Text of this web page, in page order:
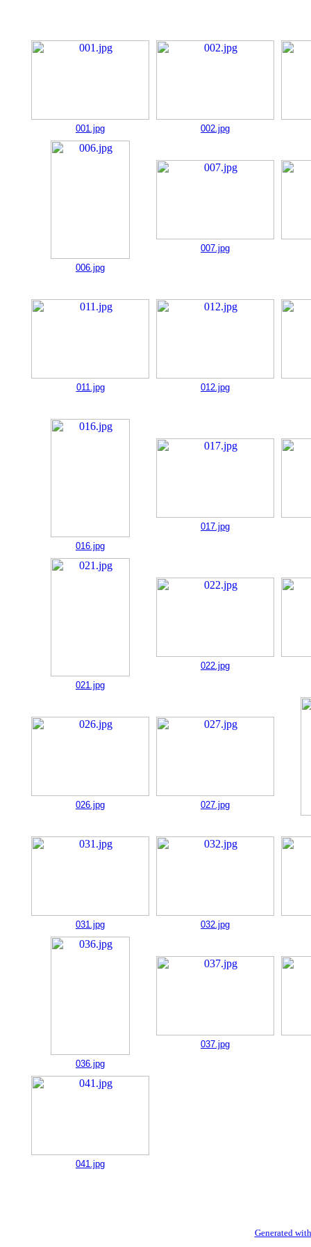
001.jpg 002.jpg
006.jpg
007.jpg
011.jpg 012.jpg
016.jpg
017.jpg
021.jpg
022.jpg
026.jpg 027.jpg
031.jpg 032.jpg
036.jpg
037.jpg
041.jpg
Generated